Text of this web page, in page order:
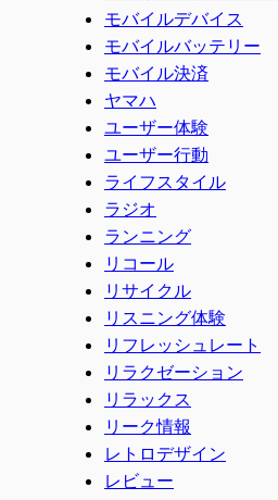
モバイルデバイス
モバイルバッテリー
モバイル決済
ヤマハ
ユーザー体験
ユーザー行動
ライフスタイル
ラジオ
ランニング
リコール
リサイクル
リスニング体験
リフレッシュレート
リラクゼーション
リラックス
リーク情報
レトロデザイン
レビュー